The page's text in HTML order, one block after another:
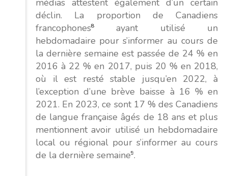
déclin. La proportion de Canadiens
francophones8
ayant utilisé un
hebdomadaire pour s’informer au cours de
la dernière semaine est passée de 24 % en
2016 à 22 % en 2017, puis 20 % en 2018,
où il est resté stable jusqu’en 2022, à
l’exception d’une brève baisse à 16 % en
2021. En 2023, ce sont 17 % des Canadiens
de langue française âgés de 18 ans et plus
mentionnent avoir utilisé un hebdomadaire
local ou régional pour s’informer au cours
de la dernière semaine9.